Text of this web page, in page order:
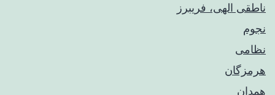
ناطقی الهی، فریبرز
نجوم
نظامی
هرمزگان
همدان